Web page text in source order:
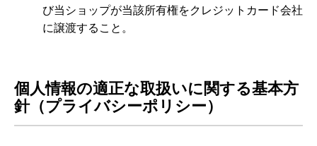
び当ショップが当該所有権をクレジットカード会社
に譲渡すること。
個人情報の適正な取扱いに関する基本方
針（プライバシーポリシー）